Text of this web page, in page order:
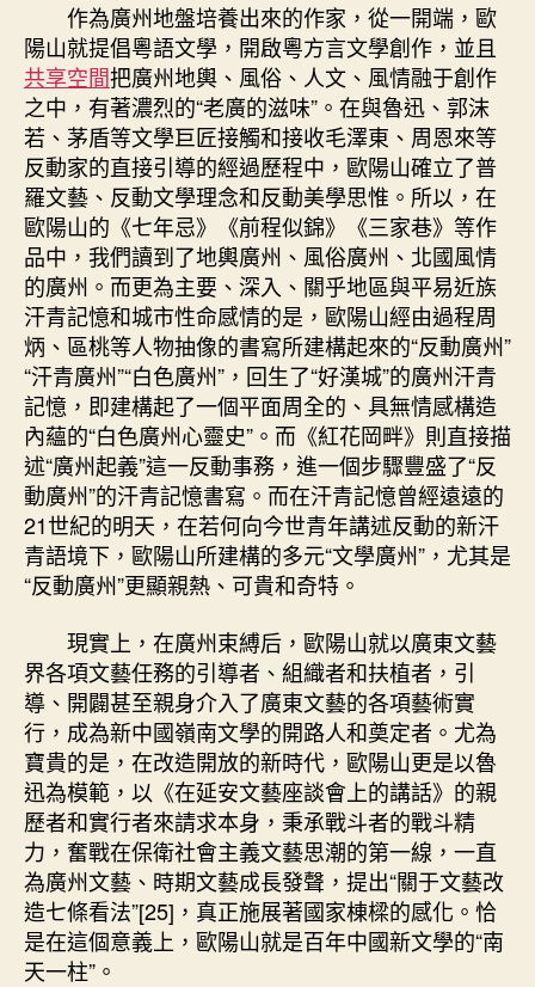
作為廣州地盤培養出來的作家，從一開端，歐
陽山就提倡粵語文學，開啟粵方言文學創作，並且
共享空間把廣州地輿、風俗、人文、風情融于創作
之中，有著濃烈的“老廣的滋味”。在與魯迅、郭沫
若、茅盾等文學巨匠接觸和接收毛澤東、周恩來等
反動家的直接引導的經過歷程中，歐陽山確立了普
羅文藝、反動文學理念和反動美學思惟。所以，在
歐陽山的《七年忌》《前程似錦》《三家巷》等作
品中，我們讀到了地輿廣州、風俗廣州、北國風情
的廣州。而更為主要、深入、關乎地區與平易近族
汗青記憶和城市性命感情的是，歐陽山經由過程周
炳、區桃等人物抽像的書寫所建構起來的“反動廣州”
“汗青廣州”“白色廣州”，回生了“好漢城”的廣州汗青
記憶，即建構起了一個平面周全的、具無情感構造
內蘊的“白色廣州心靈史”。而《紅花岡畔》則直接描
述“廣州起義”這一反動事務，進一個步驟豐盛了“反
動廣州”的汗青記憶書寫。而在汗青記憶曾經遠遠的
21世紀的明天，在若何向今世青年講述反動的新汗
青語境下，歐陽山所建構的多元“文學廣州”，尤其是
“反動廣州”更顯親熱、可貴和奇特。
現實上，在廣州束縛后，歐陽山就以廣東文藝
界各項文藝任務的引導者、組織者和扶植者，引
導、開闢甚至親身介入了廣東文藝的各項藝術實
行，成為新中國嶺南文學的開路人和奠定者。尤為
寶貴的是，在改造開放的新時代，歐陽山更是以魯
迅為模範，以《在延安文藝座談會上的講話》的親
歷者和實行者來請求本身，秉承戰斗者的戰斗精
力，奮戰在保衛社會主義文藝思潮的第一線，一直
為廣州文藝、時期文藝成長發聲，提出“關于文藝改
造七條看法”[25]，真正施展著國家棟樑的感化。恰
是在這個意義上，歐陽山就是百年中國新文學的“南
天一柱”。